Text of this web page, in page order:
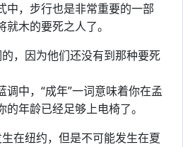
中，步行也是非常重要的一部
木的要死之人了。
，因为他们还没有到那种要死
中，“成年”一词意味着你在孟
年龄已经足够上电椅了。
在纽约，但是不可能发生在夏